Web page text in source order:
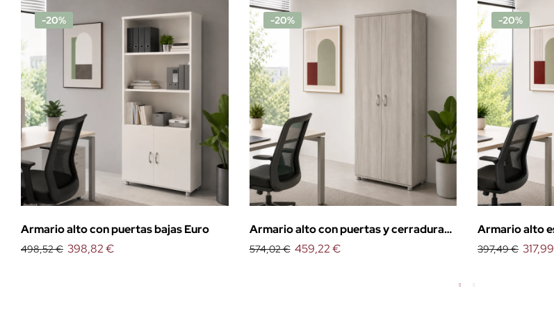
-20%
Armario alto con puertas bajas Euro
498,52 € 398,82 €
-20%
Armario alto con puertas y cerradura
Euro
574,02 € 459,22 €
-20%
Armario alto
397,49 €